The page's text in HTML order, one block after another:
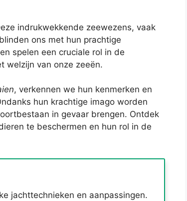
indrukwekkende zeewezens, vaak
ons met hun prachtige
spelen een cruciale rol in de
welzijn van onze zeeën.
, verkennen we hun kenmerken en
hun krachtige imago worden
in gevaar brengen. Ontdek
te beschermen en hun rol in de
jachttechnieken en aanpassingen.